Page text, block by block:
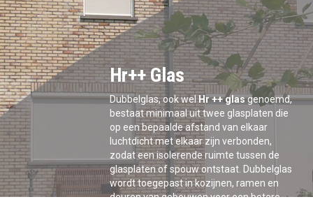
Hr++ Glas
Dubbelglas, ook welHr ++ glasgenoemd,
bestaat minimaal uit twee glasplaten die
op een bepaalde afstand van elkaar
luchtdicht met elkaar zijn verbonden,
zodat een isolerende ruimte tussen de
glasplaten of spouw ontstaat. Dubbelglas
wordt toegepast in kozijnen, ramen en
deuren van gebouwen voor een betere